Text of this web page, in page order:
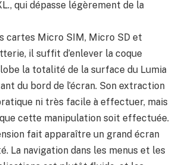
qui dépasse légèrement de la
cartes Micro SIM, Micro SD et
il suffit d’enlever la coque
la totalité de la surface du Lumia
du bord de l’écran. Son extraction
ni très facile à effectuer, mais
cette manipulation soit effectuée.
fait apparaître un grand écran
La navigation dans les menus et les